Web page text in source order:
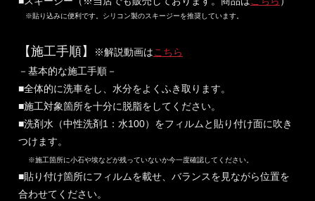
※貼り込みに便利です。シリコン製のスキージーを推奨しています。
【施工手順】 ※解説動画はこちら
－基本的な施工手順－
■全体的に洗車をし、水分をよくふき取ります。
■施工対象箇所を十分に脱脂をしてください。
■洗剤水（中性洗剤1：水100）をフィルムと貼り付け面に吹き
つけます。
※施工箇所に小石や埃などが残っていないか今一度確認してください。
■貼り付け箇所にフィルムを載せ、バランスを見ながら位置を
合わせてください。